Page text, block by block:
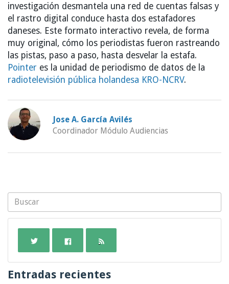
investigación desmantela una red de cuentas falsas y
el rastro digital conduce hasta dos estafadores
daneses. Este formato interactivo revela, de forma
muy original, cómo los periodistas fueron rastreando
las pistas, paso a paso, hasta desvelar la estafa.
Pointer es la unidad de periodismo de datos de la
radiotelevisión pública holandesa KRO-NCRV.
Jose A. García Avilés
Coordinador Módulo Audiencias
Entradas recientes